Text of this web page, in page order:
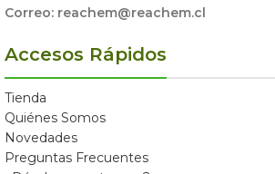
Correo: reachem@reachem.cl
Accesos Rápidos
Tienda
Quiénes Somos
Novedades
Preguntas Frecuentes